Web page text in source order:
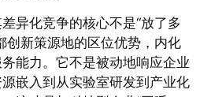
异化竞争的核心不是“放了多
创新策源地的区位优势，内化
能力。它不是被动地响应企业
嵌入到从实验室研发到产业化